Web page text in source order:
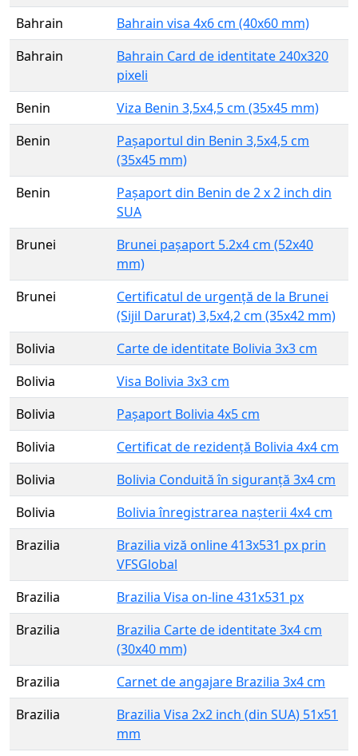
Bahrain
Bahrain visa 4x6 cm (40x60 mm)
Bahrain
Bahrain Card de identitate 240x320
pixeli
Benin
Viza Benin 3,5x4,5 cm (35x45 mm)
Benin
Pașaportul din Benin 3,5x4,5 cm
(35x45 mm)
Benin
Pașaport din Benin de 2 x 2 inch din
SUA
Brunei
Brunei pașaport 5.2x4 cm (52x40
mm)
Brunei
Certificatul de urgență de la Brunei
(Sijil Darurat) 3,5x4,2 cm (35x42 mm)
Bolivia
Carte de identitate Bolivia 3x3 cm
Bolivia
Visa Bolivia 3x3 cm
Bolivia
Pașaport Bolivia 4x5 cm
Bolivia
Certificat de rezidență Bolivia 4x4 cm
Bolivia
Bolivia Conduită în siguranță 3x4 cm
Bolivia
Bolivia înregistrarea nașterii 4x4 cm
Brazilia
Brazilia viză online 413x531 px prin
VFSGlobal
Brazilia
Brazilia Visa on-line 431x531 px
Brazilia
Brazilia Carte de identitate 3x4 cm
(30x40 mm)
Brazilia
Carnet de angajare Brazilia 3x4 cm
Brazilia
Brazilia Visa 2x2 inch (din SUA) 51x51
mm